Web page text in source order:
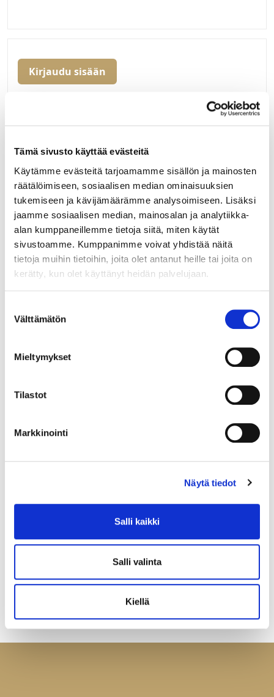
Tämä sivusto käyttää evästeitä
Käytämme evästeitä tarjoamamme sisällön ja mainosten
räätälöimiseen, sosiaalisen median ominaisuuksien
tukemiseen ja kävijämäärämme analysoimiseen. Lisäksi
jaamme sosiaalisen median, mainosalan ja analytiikka-
alan kumppaneillemme tietoja siitä, miten käytät
sivustoamme. Kumppanimme voivat yhdistää näitä
tietoja muihin tietoihin, joita olet antanut heille tai joita on
kerätty, kun olet käyttänyt heidän palvelujaan.
valinta
Välttämätön
Mieltymykset
Tilastot
Markkinointi
Näytä tiedot
Salli kaikki
Salli valinta
Kiellä
Kirjaudu sisään
Jos teillä ei vielä ole avattuna tunnuksia
mail@helatukku.com
Määrä pakkauksessa:
20
Yksikkö:
KPL